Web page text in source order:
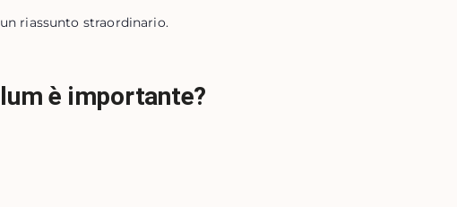
riassunto straordinario.
è importante?